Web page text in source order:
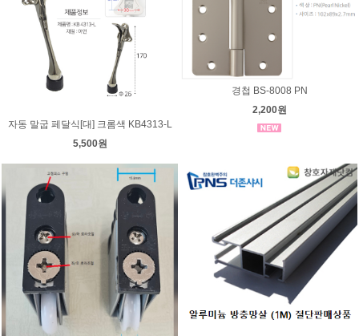
자동 말굽 페달식[대] 크롬색 KB4313-L
5,500원
경첩 BS-8008 PN
2,200원